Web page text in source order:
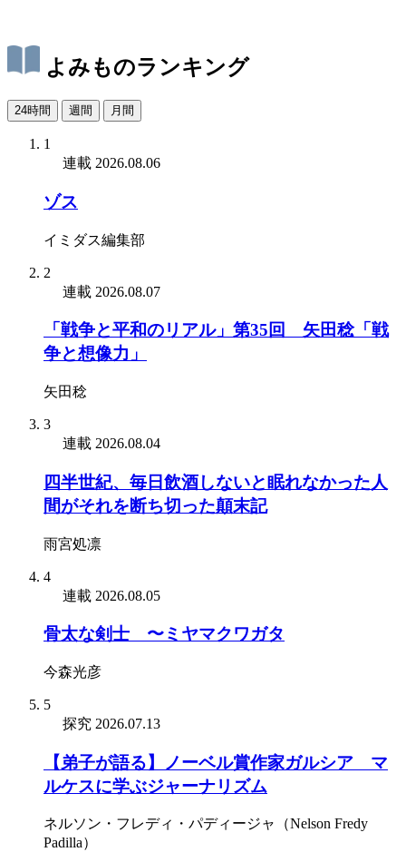
よみものランキング
24時間 週間 月間
1
連載 2026.08.06
ゾス
イミダス編集部
2
連載 2026.08.07
「戦争と平和のリアル」第35回 矢田稔「戦
争と想像力」
矢田稔
3
連載 2026.08.04
四半世紀、毎日飲酒しないと眠れなかった人
間がそれを断ち切った顛末記
雨宮処凛
4
連載 2026.08.05
骨太な剣士 〜ミヤマクワガタ
今森光彦
5
探究 2026.07.13
【弟子が語る】ノーベル賞作家ガルシア゠マ
ルケスに学ぶジャーナリズム
ネルソン・フレディ・パディージャ（Nelson Fredy
Padilla）